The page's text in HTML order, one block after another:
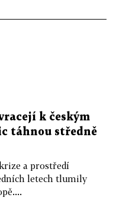
k českým
táhnou středně
a prostředí
letech tlumily